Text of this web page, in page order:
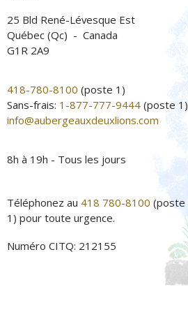
25 Bld René-Lévesque Est
Québec (Qc) - Canada
G1R 2A9
418-780-8100 (poste 1)
Sans-frais: 1-877-777-9444 (poste 1)
info@aubergeauxdeuxlions.com
8h à 19h - Tous les jours
Téléphonez au 418 780-8100 (poste
1) pour toute urgence.
Numéro CITQ: 212155